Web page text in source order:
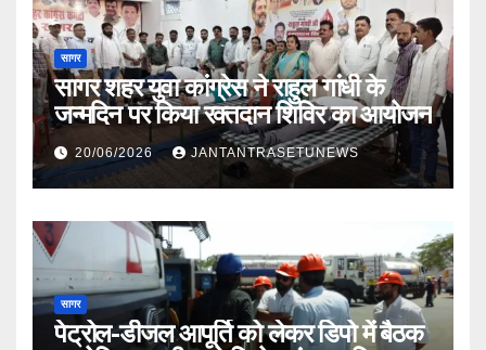
सागर
सागर शहर युवा कांग्रेस ने राहुल गांधी के
जन्मदिन पर किया रक्तदान शिविर का आयोजन
20/06/2026 JANTANTRASETUNEWS
सागर
पेट्रोल-डीजल आपूर्ति को लेकर डिपो में बैठक